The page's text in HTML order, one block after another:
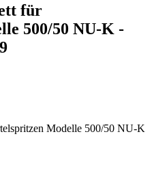
für
500/50 NU-K -